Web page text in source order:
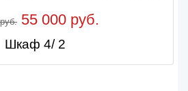
55 000 руб.
Шкаф 4/ 2